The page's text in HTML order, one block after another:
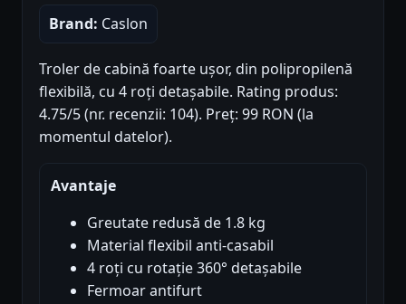
Brand: Caslon
Troler de cabină foarte ușor, din polipropilenă
flexibilă, cu 4 roți detașabile. Rating produs:
4.75/5 (nr. recenzii: 104). Preț: 99 RON (la
momentul datelor).
Avantaje
Greutate redusă de 1.8 kg
Material flexibil anti-casabil
4 roți cu rotație 360° detașabile
Fermoar antifurt